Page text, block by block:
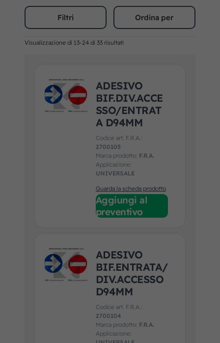
Filtri Ordina per
Visualizzazione di 13-24 di 33 risultati
ADESIVO
BIF.DIV.ACCE
SSO/ENTRAT
A D94MM
Codice art. F.R.A.:
2700105
Marca prodotto: F.R.A.
Applicazione:
UNIVERSALE
Guarda la scheda prodotto
Aggiungi al
preventivo
ADESIVO
BIF.ENTRATA/
DIV.ACCESSO
D94MM
Codice art. F.R.A.:
2700104
Marca prodotto: F.R.A.
Applicazione: